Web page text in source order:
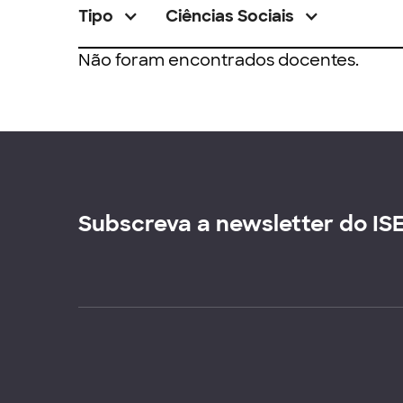
Tipo Ciências Sociais
Não foram encontrados docentes.
Subscreva a newsletter do